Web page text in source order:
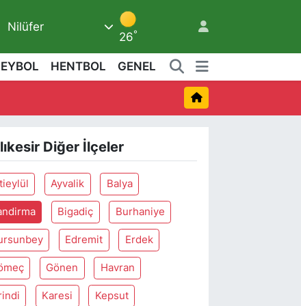
Nilüfer
26°
HENTBOL GENEL
Diğer İlçeler
Ayvalik Balya
Bigadiç Burhaniye
Edremit Erdek
Gönen Havran
Karesi Kepsut